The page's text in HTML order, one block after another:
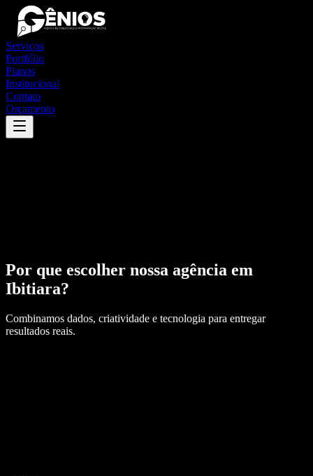
Serviços
Portfólio
Planos
Institucional
Contato
Orçamento
Por que escolher nossa agência em
Ibitiara?
Combinamos dados, criatividade e tecnologia para entregar
resultados reais.